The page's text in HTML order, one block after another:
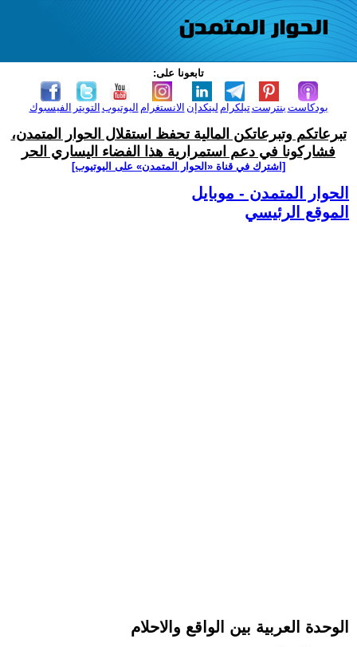
تابعونا على:
الفيسبوك التويتر اليوتيوب الانستغرام لينكدإن تيلكرامبنترست بودكاست
تبرعاتكم وتبرعاتكن المالية تحفظ استقلال الحوار المتمدن،
فشاركونا في دعم استمرارية هذا الفضاء اليساري الحر
[اشترك في قناة ‫«الحوار المتمدن» على اليوتيوب]
الحوار المتمدن - موبايل
الموقع الرئيسي
الوحدة العربية بين الواقع والاحلام